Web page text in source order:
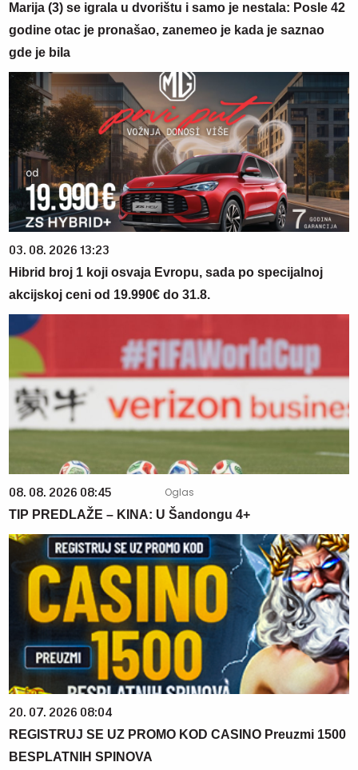
Marija (3) se igrala u dvorištu i samo je nestala: Posle 42
godine otac je pronašao, zanemeo je kada je saznao
gde je bila
03. 08. 2026 13:23
Hibrid broj 1 koji osvaja Evropu, sada po specijalnoj
akcijskoj ceni od 19.990€ do 31.8.
08. 08. 2026 08:45
TIP PREDLAŽE – KINA: U Šandongu 4+
20. 07. 2026 08:04
REGISTRUJ SE UZ PROMO KOD CASINO Preuzmi 1500
BESPLATNIH SPINOVA